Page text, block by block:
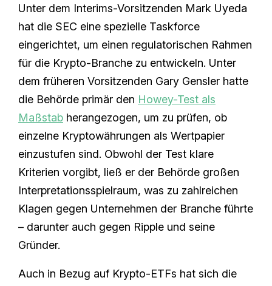
Unter dem Interims-Vorsitzenden Mark Uyeda
hat die SEC eine spezielle Taskforce
eingerichtet, um einen regulatorischen Rahmen
für die Krypto-Branche zu entwickeln. Unter
dem früheren Vorsitzenden Gary Gensler hatte
die Behörde primär den Howey-Test als
Maßstab herangezogen, um zu prüfen, ob
einzelne Kryptowährungen als Wertpapier
einzustufen sind. Obwohl der Test klare
Kriterien vorgibt, ließ er der Behörde großen
Interpretationsspielraum, was zu zahlreichen
Klagen gegen Unternehmen der Branche führte
– darunter auch gegen Ripple und seine
Gründer.
Auch in Bezug auf Krypto-ETFs hat sich die